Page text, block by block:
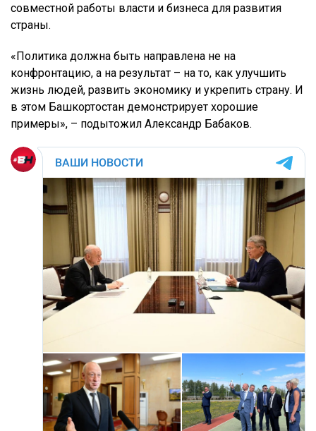
совместной работы власти и бизнеса для развития
страны.
«Политика должна быть направлена не на
конфронтацию, а на результат – на то, как улучшить
жизнь людей, развить экономику и укрепить страну. И
в этом Башкортостан демонстрирует хорошие
примеры», – подытожил Александр Бабаков.